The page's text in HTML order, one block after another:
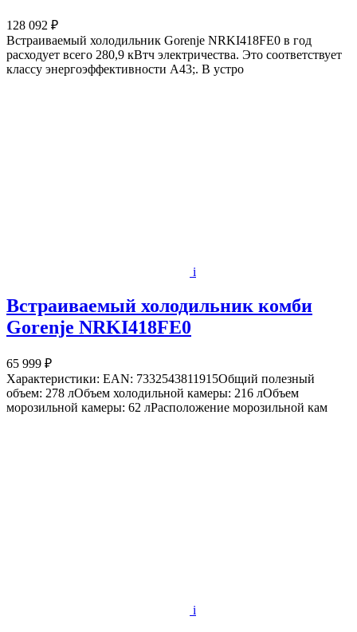
128 092 ₽
Встраиваемый холодильник Gorenje NRKI418FE0 в год
расходует всего 280,9 кВтч электричества. Это соответствует
классу энергоэффективности А43;. В устро
i
Встраиваемый холодильник комби
Gorenje NRKI418FE0
65 999 ₽
Характеристики: EAN: 7332543811915Общий полезный
объем: 278 лОбъем холодильной камеры: 216 лОбъем
морозильной камеры: 62 лРасположение морозильной кам
i